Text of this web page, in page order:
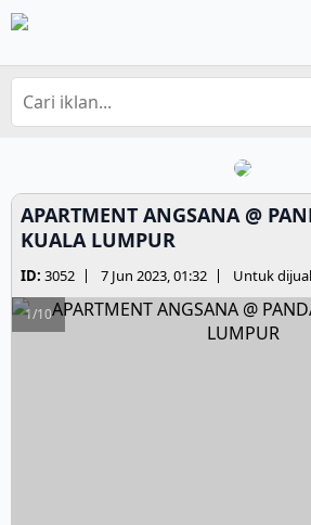
APARTMENT ANGSANA @
KUALA LUMPUR
ID: 3052 7 Jun 2023, 01:32 Untuk dijual
1/10